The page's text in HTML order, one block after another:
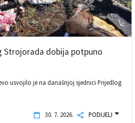
Strojorada dobija potpuno
usvojilo je na današnjoj sjednici Prijedlog
30. 7. 2026. PODIJELI